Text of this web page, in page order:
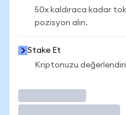
50x kaldıraca kadar
pozisyon alın.
Stake Et
Kriptonuzu